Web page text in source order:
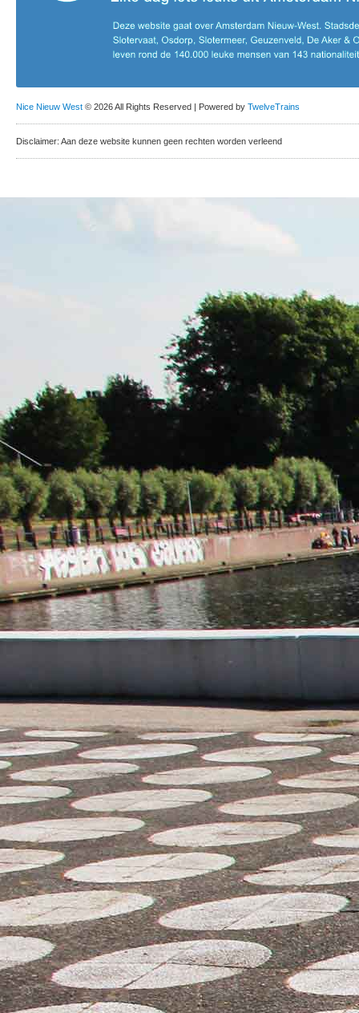
Nice Nieuw West © 2026 All Rights Reserved | Powered by TwelveTrains
Disclaimer: Aan deze website kunnen geen rechten worden verleend